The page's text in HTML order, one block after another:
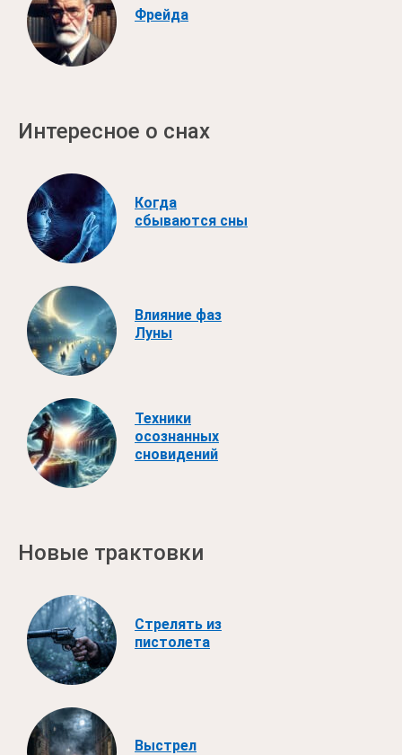
Фрейда
Интересное о снах
Когда
сбываются сны
Влияние фаз
Луны
Техники
осознанных
сновидений
Новые трактовки
Стрелять из
пистолета
Выстрел